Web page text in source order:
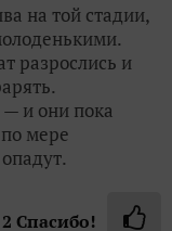
на той стадии,
разрослись и
и они пока
мере
2 Спасибо!